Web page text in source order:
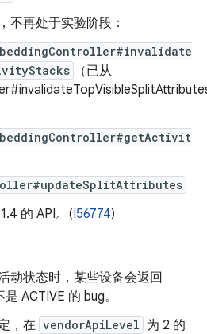
不再处于实验阶段：
（已从
的 API。(I56774)
动状态时，某些设备会返回
ACTIVE 的 bug。
，在 vendorApiLevel 为 2 的